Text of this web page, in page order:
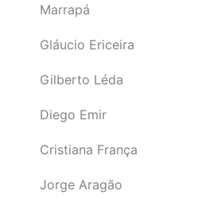
Marrapá
Gláucio Ericeira
Gilberto Léda
Diego Emir
Cristiana França
Jorge Aragão